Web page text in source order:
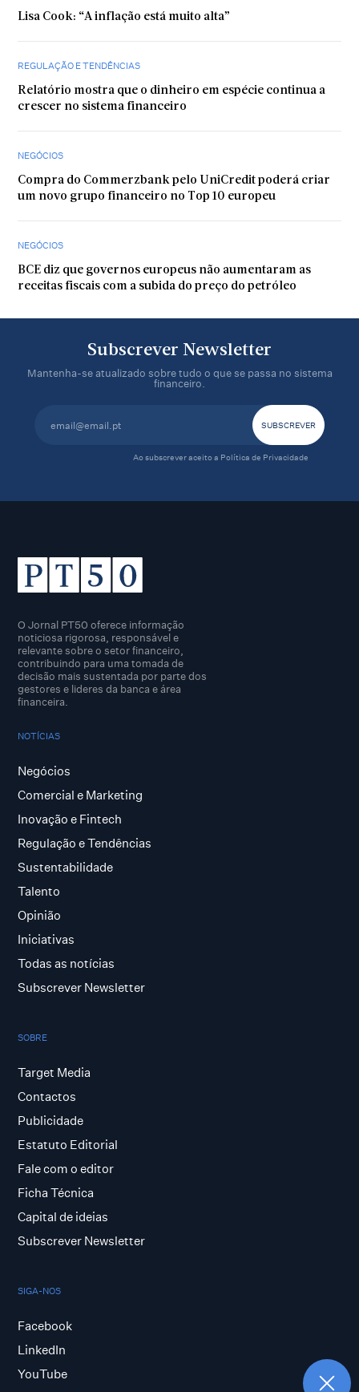
Lisa Cook: “A inflação está muito alta”
REGULAÇÃO E TENDÊNCIAS
Relatório mostra que o dinheiro em espécie continua a
crescer no sistema financeiro
NEGÓCIOS
Compra do Commerzbank pelo UniCredit poderá criar
um novo grupo financeiro no Top 10 europeu
NEGÓCIOS
BCE diz que governos europeus não aumentaram as
receitas fiscais com a subida do preço do petróleo
Subscrever Newsletter
Mantenha-se atualizado sobre tudo o que se passa no sistema
financeiro.
Ao subscrever aceito a Política de Privacidade
O Jornal PT50 oferece informação
noticiosa rigorosa, responsável e
relevante sobre o setor financeiro,
contribuindo para uma tomada de
decisão mais sustentada por parte dos
gestores e lideres da banca e área
financeira.
NOTÍCIAS
Negócios
Comercial e Marketing
Inovação e Fintech
Regulação e Tendências
Sustentabilidade
Talento
Opinião
Iniciativas
Todas as notícias
Subscrever Newsletter
SOBRE
Target Media
Contactos
Publicidade
Estatuto Editorial
Fale com o editor
Ficha Técnica
Capital de ideias
Subscrever Newsletter
SIGA-NOS
Facebook
LinkedIn
YouTube